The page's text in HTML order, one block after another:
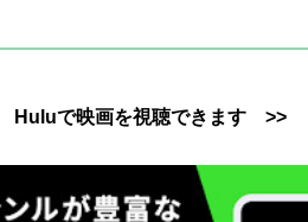
Huluで映画を視聴できます >>